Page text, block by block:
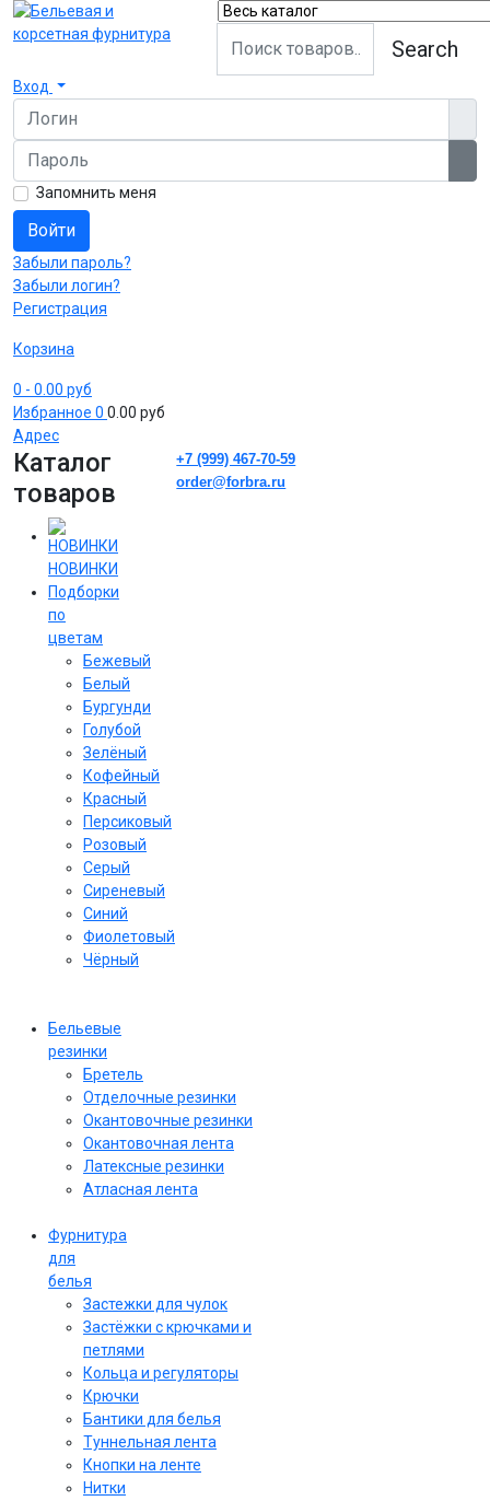
Search
Вход
Логин
Пароль
Запомнить меня
Войти
Забыли пароль?
Забыли логин?
Регистрация
Корзина
0 - 0.00 руб
Избранное 0 0.00 руб
Адрес
Каталог
товаров
НОВИНКИ
Подборки
по
цветам
Бежевый
Белый
Бургунди
Голубой
Зелёный
Кофейный
Красный
Персиковый
Розовый
Серый
Сиреневый
Cиний
Фиолетовый
Чёрный
Бельевые
резинки
Бретель
Отделочные резинки
Окантовочные резинки
Окантовочная лента
Латексные резинки
Атласная лента
Фурнитура
для
белья
Застежки для чулок
Застёжки с крючками и
петлями
Кольца и регуляторы
Крючки
Бантики для белья
Туннельная лента
Кнопки на ленте
Нитки
+7 (999) 467-70-59
order@forbra.ru